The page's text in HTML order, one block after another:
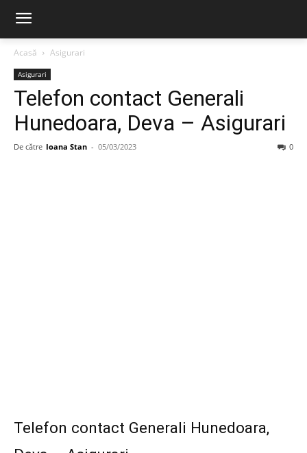
Acasă Asigurari
Asigurari
Telefon contact Generali
Hunedoara, Deva – Asigurari
De către Ioana Stan - 05/03/2023 0
Telefon contact Generali Hunedoara,